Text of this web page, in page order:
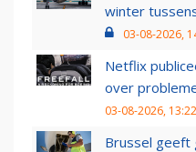
winter
03-08-2026,
Netflix
over
03-08-2026, 13:22
Brussel geeft